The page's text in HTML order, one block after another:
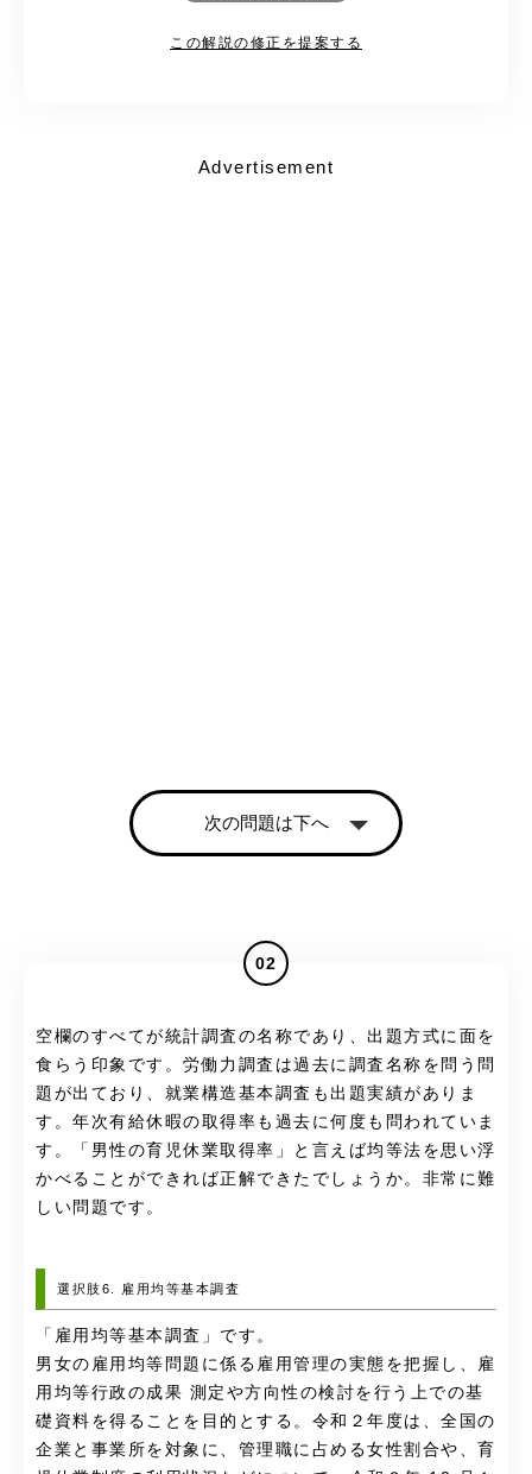
この解説の修正を提案する
Advertisement
次の問題は下へ
02
空欄のすべてが統計調査の名称であり、出題方式に面を
食らう印象です。労働力調査は過去に調査名称を問う問
題が出ており、就業構造基本調査も出題実績がありま
す。年次有給休暇の取得率も過去に何度も問われていま
す。「男性の育児休業取得率」と言えば均等法を思い浮
かべることができれば正解できたでしょうか。非常に難
しい問題です。
選択肢6. 雇用均等基本調査
「雇用均等基本調査」です。
男女の雇用均等問題に係る雇用管理の実態を把握し、雇
用均等行政の成果 測定や方向性の検討を行う上での基
礎資料を得ることを目的とする。令和２年度は、全国の
企業と事業所を対象に、管理職に占める女性割合や、育